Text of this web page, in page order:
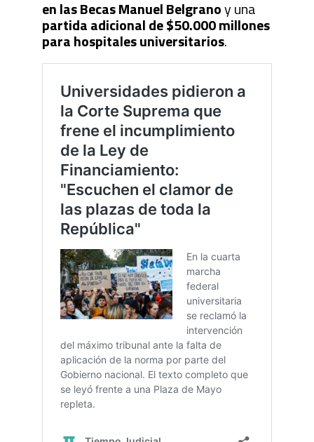
en las Becas Manuel Belgranoy una
partida adicional de $50.000 millones
para hospitales universitarios.